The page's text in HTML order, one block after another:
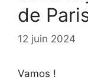
de
12 juin 2024
Vamos !